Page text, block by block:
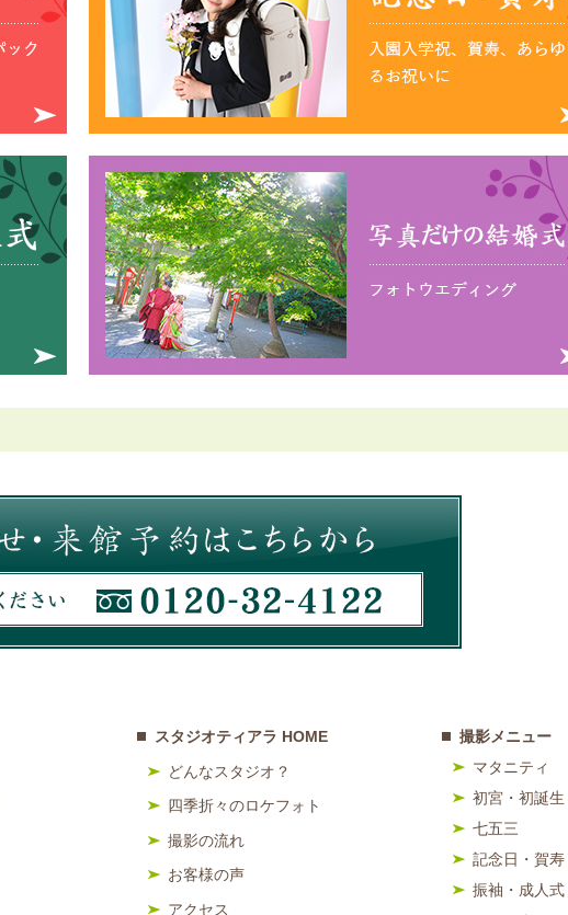
スタジオティアラ HOME
どんなスタジオ？
四季折々のロケフォト
撮影の流れ
お客様の声
アクセス
撮影メニュー
マタニティ
初宮・初誕生
七五三
記念日・賀寿
振袖・成人式